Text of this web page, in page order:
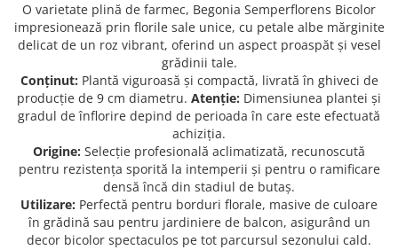
Bulbi de Narcise
Bulbi de Ranunculus
Bulbi de Zambile
Bulbi de Zantedeschia
Mixuri de Bulbi
Seminte de Flori
Seminte de Ierburi
Seminte de Legume/Fructe
O varietate plină de farmec, Begonia Semperflorens Bicolor
impresionează prin florile sale unice, cu petale albe mărginite
delicat de un roz vibrant, oferind un aspect proaspăt și vesel
grădinii tale.
Conținut: Plantă viguroasă și compactă, livrată în ghiveci de
producție de 9 cm diametru. Atenție: Dimensiunea plantei și
gradul de înflorire depind de perioada în care este efectuată
achiziția.
Origine: Selecție profesională aclimatizată, recunoscută
pentru rezistența sporită la intemperii și pentru o ramificare
densă încă din stadiul de butaș.
Utilizare: Perfectă pentru borduri florale, masive de culoare
în grădină sau pentru jardiniere de balcon, asigurând un
decor bicolor spectaculos pe tot parcursul sezonului cald.